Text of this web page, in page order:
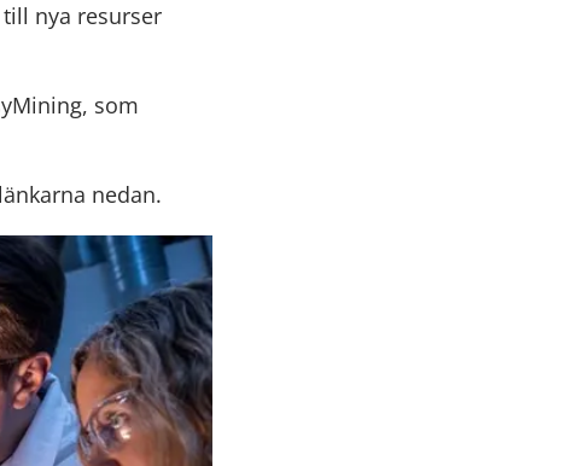
nya resurser
som
nedan.